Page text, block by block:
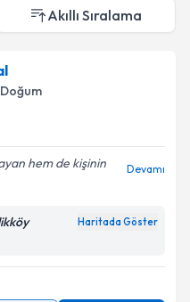
Akıllı Sıralama
Doğum
hem de kişinin
Devamı
Haritada Göster